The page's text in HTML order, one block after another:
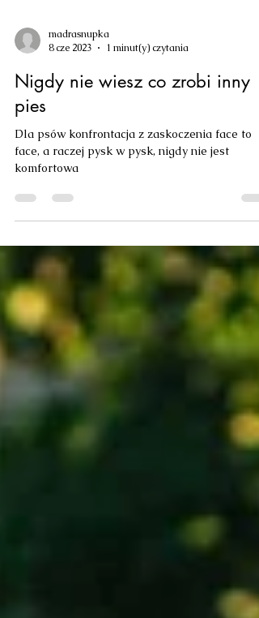
madrasnupka
8 cze 2023
1 minut(y) czytania
Nigdy nie wiesz co zrobi inny
pies
Dla psów konfrontacja z zaskoczenia face to
face, a raczej pysk w pysk, nigdy nie jest